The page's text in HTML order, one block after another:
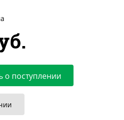
о поступлении